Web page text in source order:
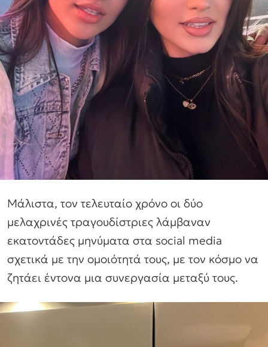
Μάλιστα, τον τελευταίο χρόνο οι δύο
μελαχρινές τραγουδίστριες λάμβαναν
εκατοντάδες μηνύματα στα social media
σχετικά με την ομοιότητά τους, με τον κόσμο να
ζητάει έντονα μια συνεργασία μεταξύ τους.